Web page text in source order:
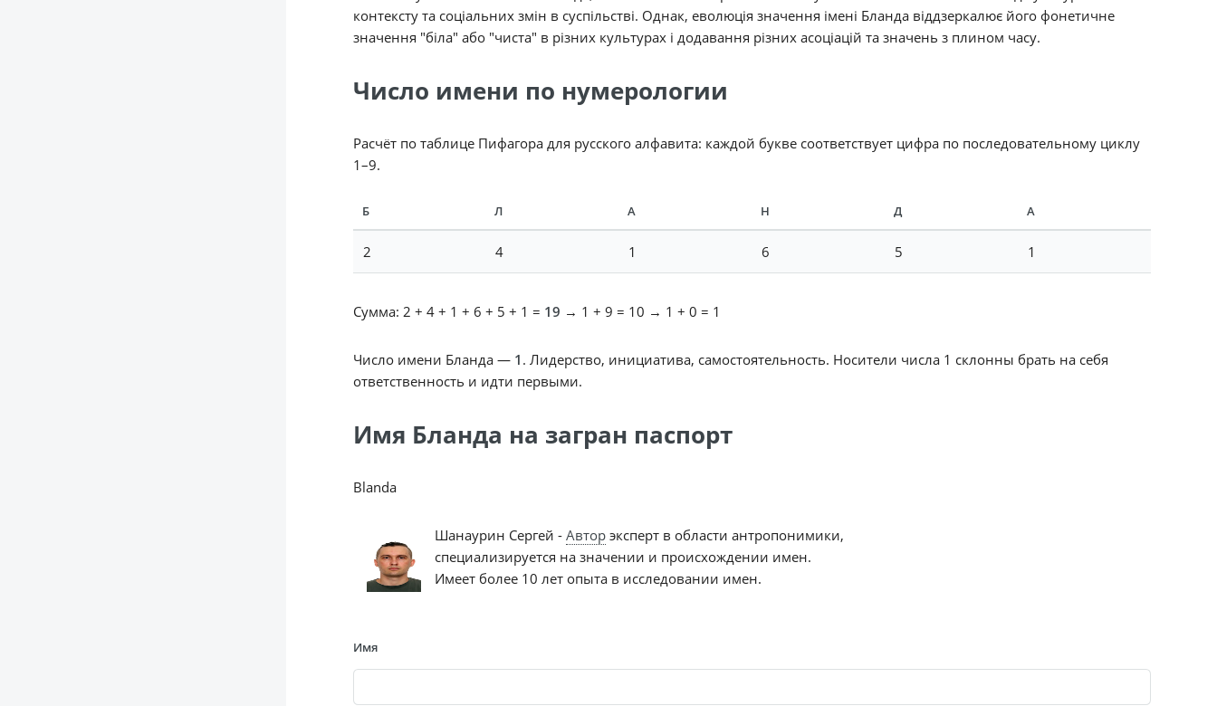
контексту та соціальних змін в суспільстві. Однак, еволюція значення імені Бланда віддзеркалює його фонетичне
значення "біла" або "чиста" в різних культурах і додавання різних асоціацій та значень з плином часу.
Число имени по нумерологии
Расчёт по таблице Пифагора для русского алфавита: каждой букве соответствует цифра по последовательному циклу
1–9.
Б Л А Н Д А
2 4 1 6 5 1
Сумма: 2 + 4 + 1 + 6 + 5 + 1 = 19 → 1 + 9 = 10 → 1 + 0 = 1
Число имени Бланда — 1 . Лидерство, инициатива, самостоятельность. Носители числа 1 склонны брать на себя
ответственность и идти первыми.
Имя Бланда на загран паспорт
Blanda
Шанаурин Сергей - Авторэксперт в области антропонимики,
специализируется на значении и происхождении имен.
Имеет более 10 лет опыта в исследовании имен.
Имя